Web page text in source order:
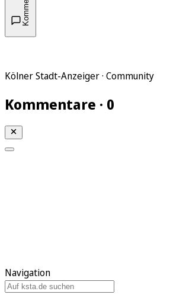
Kölner Stadt-Anzeiger · Community
Kommentare · 0
Navigation